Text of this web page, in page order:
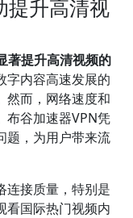
提升高清视
著提升高清视频的
字内容高速发展的
然而，网络速度和
布谷加速器VPN凭
题，为用户带来流
连接质量，特别是
看国际热门视频内